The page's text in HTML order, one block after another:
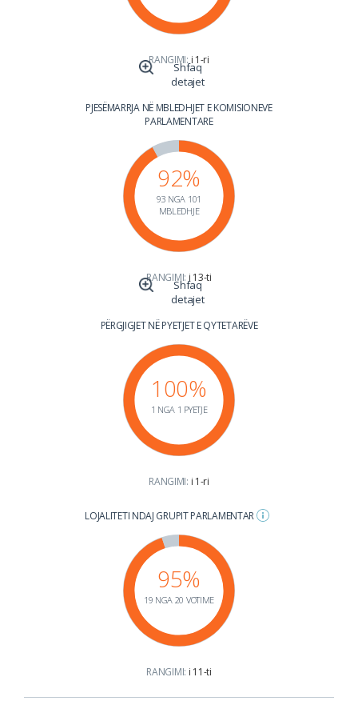
RANGIMI: i 1-ri
Shfaq
detajet
PJESËMARRJA NË MBLEDHJET E KOMISIONEVE
PARLAMENTARE
92%
93 NGA 101
MBLEDHJE
RANGIMI: i 13-ti
Shfaq
detajet
PËRGJIGJET NË PYETJET E QYTETARËVE
100%
1 NGA 1 PYETJE
RANGIMI: i 1-ri
LOJALITETI NDAJ GRUPIT PARLAMENTAR
95%
19 NGA 20 VOTIME
RANGIMI: i 11-ti